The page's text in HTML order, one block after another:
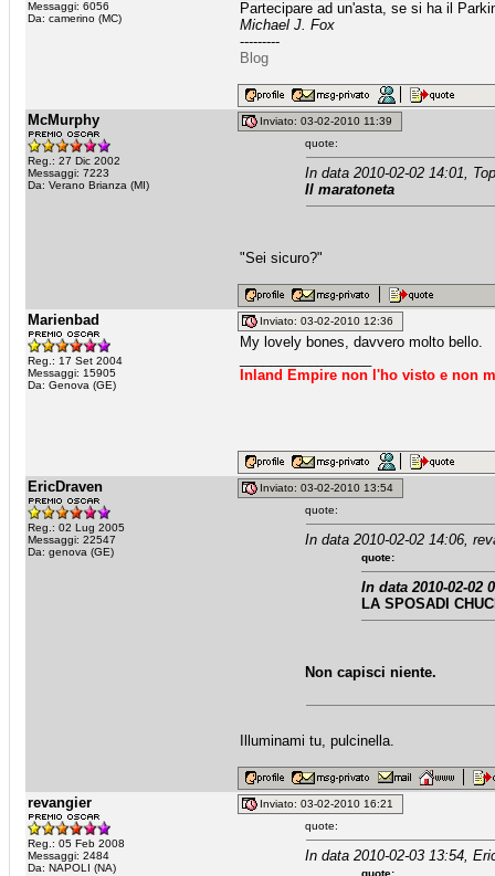
Messaggi: 6056
Da: camerino (MC)
Partecipare ad un'asta, se si ha il
Michael J. Fox
---------
Blog
McMurphy
Reg.: 27 Dic 2002
Messaggi: 7223
Da: Verano Brianza (MI)
Inviato: 03-02-2010 11:39
quote:
In data 2010-02-02 14:01,
Il maratoneta
"Sei sicuro?"
Marienbad
Reg.: 17 Set 2004
Messaggi: 15905
Da: Genova (GE)
Inviato: 03-02-2010 12:36
My lovely bones, davvero molto bello.
Inland Empire non l'ho visto e non
EricDraven
Reg.: 02 Lug 2005
Messaggi: 22547
Da: genova (GE)
Inviato: 03-02-2010 13:54
quote:
In data 2010-02-02 14:06,
quote:
In data 2010-02-02
LA SPOSADI
Non capisci niente.
Illuminami tu, pulcinella.
revangier
Reg.: 05 Feb 2008
Messaggi: 2484
Da: NAPOLI (NA)
Inviato: 03-02-2010 16:21
quote:
In data 2010-02-03 13:54,
quote: